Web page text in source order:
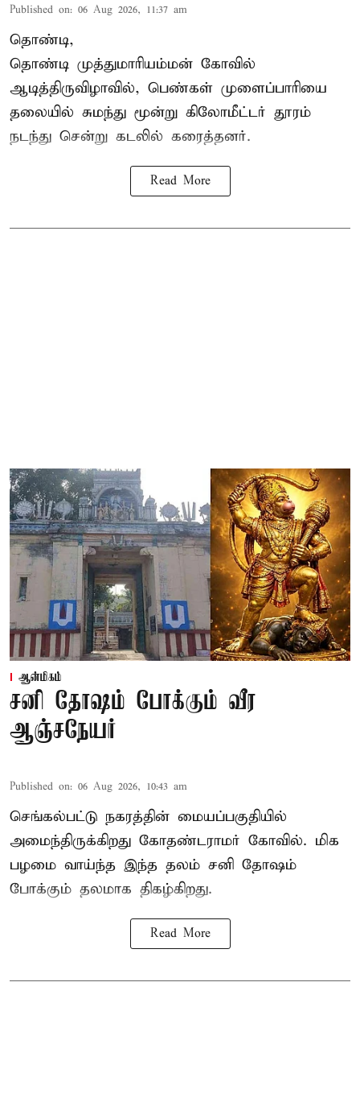
Published on: 06 Aug 2026, 11:37 am
தொண்டி,
தொண்டி முத்துமாரியம்மன் கோவில்
ஆடித்திருவிழாவில், பெண்கள் முளைப்பாரியை
தலையில் சுமந்து மூன்று கிலோமீட்டர் தூரம்
நடந்து சென்று கடலில் கரைத்தனர்.
Read More
ஆன்மிகம்
சனி தோஷம் போக்கும் வீர
ஆஞ்சநேயர்
Published on: 06 Aug 2026, 10:43 am
செங்கல்பட்டு நகரத்தின் மையப்பகுதியில்
அமைந்திருக்கிறது கோதண்டராமர் கோவில். மிக
பழமை வாய்ந்த இந்த தலம் சனி தோஷம்
போக்கும் தலமாக திகழ்கிறது.
Read More